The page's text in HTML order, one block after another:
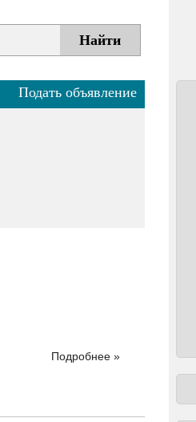
Подать объявление
Подробнее »